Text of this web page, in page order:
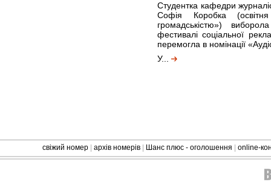
Студентка кафедри
Софія Коробка
громадськістю»)
фестивалі соціальної
перемогла в номінації
У...
свіжий номер архів номерів Шанс плюс - оголошення online-